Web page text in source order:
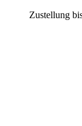
Zustellung